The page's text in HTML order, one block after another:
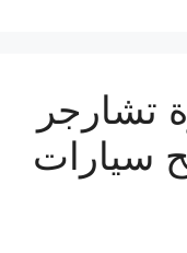
تشارجر
تصليح سيارات